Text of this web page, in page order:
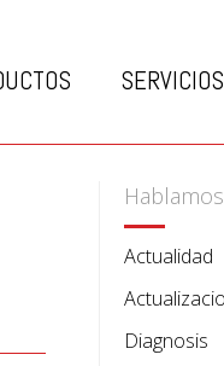
SERVICIOS
Actualidad
Diagnosis